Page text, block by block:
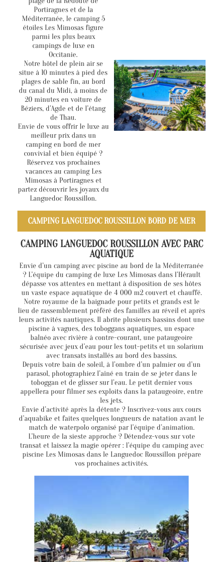
Portiragnes et de la
Méditerranée, le camping 5
étoiles Les Mimosas figure
parmi les plus beaux
campings de luxe en
Occitanie.
Notre hôtel de plein air se
situe à 10 minutes à pied des
plages de sable fin, au bord
du canal du Midi, à moins de
20 minutes en voiture de
Béziers, d’Agde et de l’étang
de Thau.
Envie de vous offrir le luxe au
meilleur prix dans un
camping en bord de mer
convivial et bien équipé ?
Réservez vos prochaines
vacances au camping Les
Mimosas à Portiragnes et
partez découvrir les joyaux du
Languedoc Roussillon.
CAMPING LANGUEDOC ROUSSILLON BORD DE MER
CAMPING LANGUEDOC ROUSSILLON AVEC PARC
AQUATIQUE
Envie d’un camping avec piscine au bord de la Méditerranée
? L’équipe du camping de luxe Les Mimosas dans l’Hérault
dépasse vos attentes en mettant à disposition de ses hôtes
un vaste espace aquatique de 4 000 m2 couvert et chauffé.
Notre royaume de la baignade pour petits et grands est le
lieu de rassemblement préféré des familles au réveil et après
leurs activités nautiques. Il abrite plusieurs bassins dont une
piscine à vagues, des toboggans aquatiques, un espace
balnéo avec rivière à contre-courant, une pataugeoire
sécurisée avec jeux d’eau pour les tout-petits et un solarium
avec transats installés au bord des bassins.
Depuis votre bain de soleil, à l’ombre d’un palmier ou d’un
parasol, photographiez l’aîné en train de se jeter dans le
toboggan et de glisser sur l’eau. Le petit dernier vous
appellera pour filmer ses exploits dans la pataugeoire, entre
les jets.
Envie d’activité après la détente ? Inscrivez-vous aux cours
d’aquabike et faites quelques longueurs de natation avant le
match de waterpolo organisé par l’équipe d’animation.
L’heure de la sieste approche ? Détendez-vous sur vote
transat et laissez la magie opérer : l’équipe du camping avec
piscine Les Mimosas dans le Languedoc Roussillon prépare
vos prochaines activités.